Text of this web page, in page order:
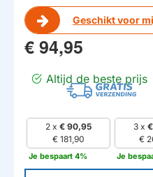
Geschikt voor
€ 94,95
Altijd de beste prijs
2 x € 90,95
€ 181,90
Je bespaart 4%
3 x
€
Je